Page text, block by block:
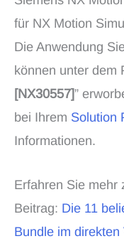
für NX Motion
Die Anwendung
können unter dem
[NX30557]”
bei Ihrem Solution
Informationen.
Erfahren Sie mehr
Beitrag: Die 11
Bundle im direkten